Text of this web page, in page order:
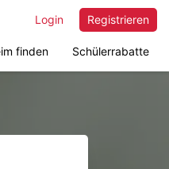
Registrieren
Login
finden Schülerrabatte